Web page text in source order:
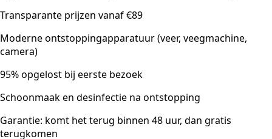
Transparante prijzen vanaf €89
Moderne ontstoppingapparatuur (veer, veegmachine,
camera)
95% opgelost bij eerste bezoek
Schoonmaak en desinfectie na ontstopping
Garantie: komt het terug binnen 48 uur, dan gratis
terugkomen